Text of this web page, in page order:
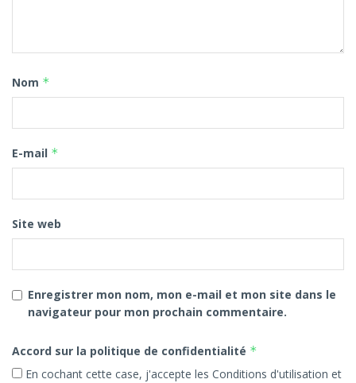
Nom *
E-mail *
Site web
Enregistrer mon nom, mon e-mail et mon site dans le
navigateur pour mon prochain commentaire.
Accord sur la politique de confidentialité *
En cochant cette case, j'accepte les Conditions d'utilisation et